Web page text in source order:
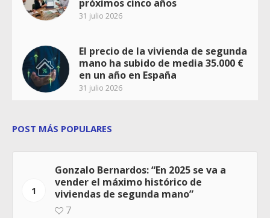
próximos cinco años
31 julio 2026
El precio de la vivienda de segunda
mano ha subido de media 35.000 €
en un año en España
31 julio 2026
POST MÁS POPULARES
1
Gonzalo Bernardos: “En 2025 se va a
vender el máximo histórico de
viviendas de segunda mano”
7